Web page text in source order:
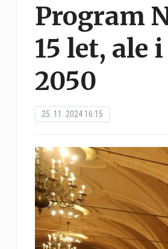
Program
15 let, ale
2050
25. 11. 2024 16:15